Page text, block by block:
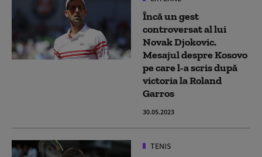
Încă un gest
controversat al lui
Novak Djokovic.
Mesajul despre Kosovo
pe care l-a scris după
victoria la Roland
Garros
30.05.2023
TENIS